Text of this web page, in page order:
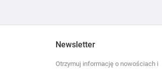
Newsletter
Otrzymuj informację o nowościach i